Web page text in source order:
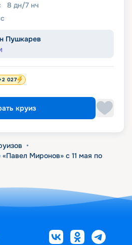
8 дн/7 нч
Пушкарев
027
круиз
•
«Павел Миронов» с 11 мая по